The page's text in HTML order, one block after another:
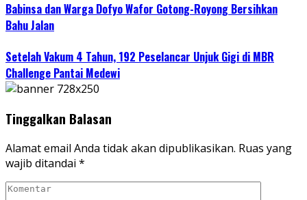
Babinsa dan Warga Dofyo Wafor Gotong-Royong Bersihkan
Bahu Jalan
Setelah Vakum 4 Tahun, 192 Peselancar Unjuk Gigi di MBR
Challenge Pantai Medewi
Tinggalkan Balasan
Alamat email Anda tidak akan dipublikasikan. Ruas yang
wajib ditandai *